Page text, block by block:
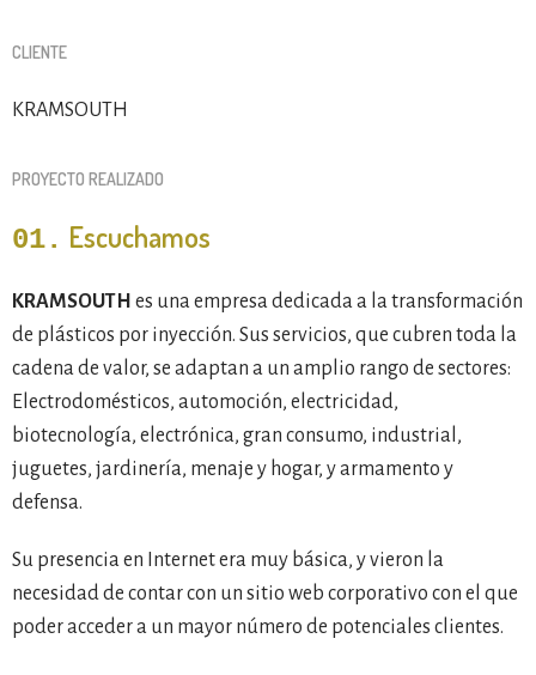
CLIENTE
KRAMSOUTH
PROYECTO REALIZADO
01. Escuchamos
KRAMSOUTH es una empresa dedicada a la transformación
de plásticos por inyección. Sus servicios, que cubren toda la
cadena de valor, se adaptan a un amplio rango de sectores:
Electrodomésticos, automoción, electricidad,
biotecnología, electrónica, gran consumo, industrial,
juguetes, jardinería, menaje y hogar, y armamento y
defensa.
Su presencia en Internet era muy básica, y vieron la
necesidad de contar con un sitio web corporativo con el que
poder acceder a un mayor número de potenciales clientes.